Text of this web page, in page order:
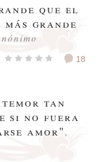
que el
grande
18
tan
si no fuera
amor",